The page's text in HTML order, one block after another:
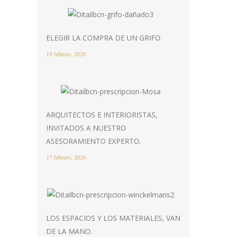
ELEGIR LA COMPRA DE UN GRIFO
19 febrero, 2026
ARQUITECTOS E INTERIORISTAS,
INVITADOS A NUESTRO
ASESORAMIENTO EXPERTO.
17 febrero, 2026
LOS ESPACIOS Y LOS MATERIALES, VAN
DE LA MANO.